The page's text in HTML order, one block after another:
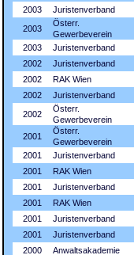
2003
Juristenverband
2003
Österr.
Gewerbeverein
2003
Juristenverband
2002
Juristenverband
2002
RAK Wien
2002
Juristenverband
2002
Österr.
Gewerbeverein
2001
Österr.
Gewerbeverein
2001
Juristenverband
2001
RAK Wien
2001
Juristenverband
2001
RAK Wien
2001
Juristenverband
2001
Juristenverband
2000
Anwaltsakademie